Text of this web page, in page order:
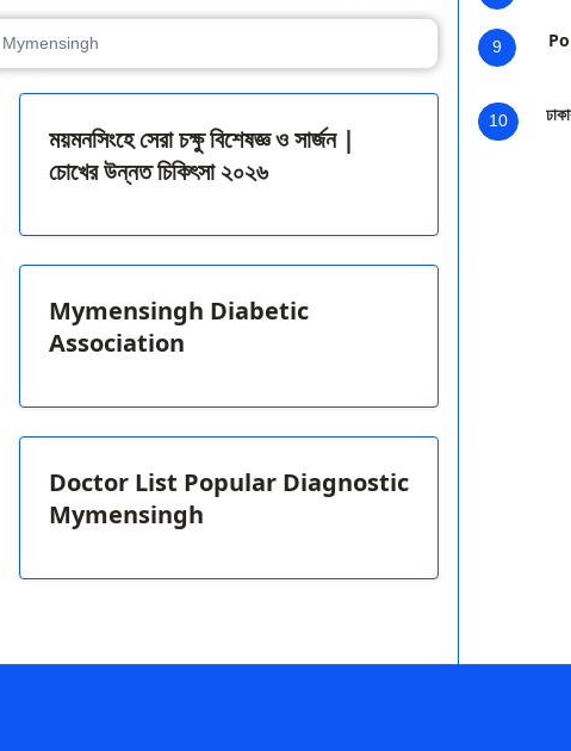
Mymensingh
ময়মনসিংহে সেরা চক্ষু বিশেষজ্ঞ ও সার্জন |
চোখের উন্নত চিকিৎসা ২০২৬
Mymensingh Diabetic
Association
Doctor List Popular Diagnostic
Mymensingh
9
10